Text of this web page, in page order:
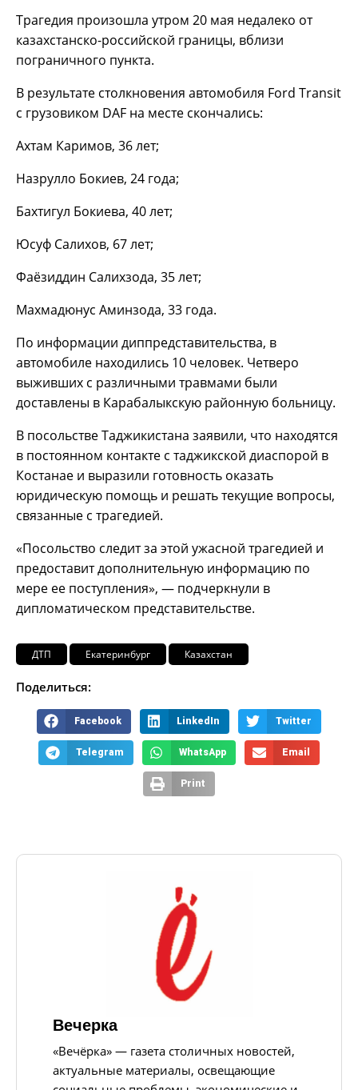
Трагедия произошла утром 20 мая недалеко от
казахстанско-российской границы, вблизи
пограничного пункта.
В результате столкновения автомобиля Ford Transit
с грузовиком DAF на месте скончались:
Ахтам Каримов, 36 лет;
Назрулло Бокиев, 24 года;
Бахтигул Бокиева, 40 лет;
Юсуф Салихов, 67 лет;
Фаёзиддин Салихзода, 35 лет;
Махмадюнус Аминзода, 33 года.
По информации диппредставительства, в
автомобиле находились 10 человек. Четверо
выживших с различными травмами были
доставлены в Карабалыкскую районную больницу.
В посольстве Таджикистана заявили, что находятся
в постоянном контакте с таджикской диаспорой в
Костанае и выразили готовность оказать
юридическую помощь и решать текущие вопросы,
связанные с трагедией.
«Посольство следит за этой ужасной трагедией и
предоставит дополнительную информацию по
мере ее поступления», — подчеркнули в
дипломатическом представительстве.
ДТП Екатеринбург Казахстан
Поделиться:
Facebook LinkedIn Twitter
Telegram WhatsApp Email
Print
Вечерка
«Вечёрка» — газета столичных новостей,
актуальные материалы, освещающие